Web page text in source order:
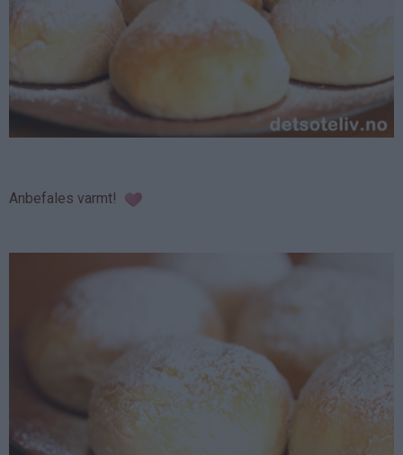
Anbefales varmt!